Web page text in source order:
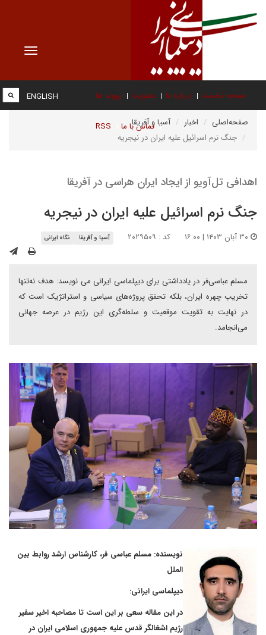
Toggle
صفحه نخست درباره ما عضویت پیوند ها
تماس با ما RSS
ENGLISH
صفحه‌اصلی اخبار
آسیا و آفریقا
جنگ نرم اسرائیل علیه ایران در نیجریه
اهدافی تل‌آویو از ایجاد ایران هراسی در آفریقا
جنگ نرم اسرائیل علیه ایران در نیجریه
کد : ۲۰۲۹۵۰۹ آسیا و آفریقا نگاه ایرانی
مسلم عباسی‌فر در یادداشتی برای دیپلماسی ایرانی می نویسد: هدف نه‌تنها
تخریب چهره ایران، بلکه تحقق پروژه‌های سیاسی و استراتژیک است که
در نهایت به تقویت موقعیت و سلطه‌گری این رژیم در عرصه جهانی
می‌انجامد.
نویسنده: مسلم عباسی فر، کارشناس ارشد روابط بین
الملل
دیپلماسی ایرانی:
در این مقاله سعی بر این است تا مصاحبه اخیر سفیر
رژیم اشغالگر قدس علیه جمهوری اسلامی ایران در